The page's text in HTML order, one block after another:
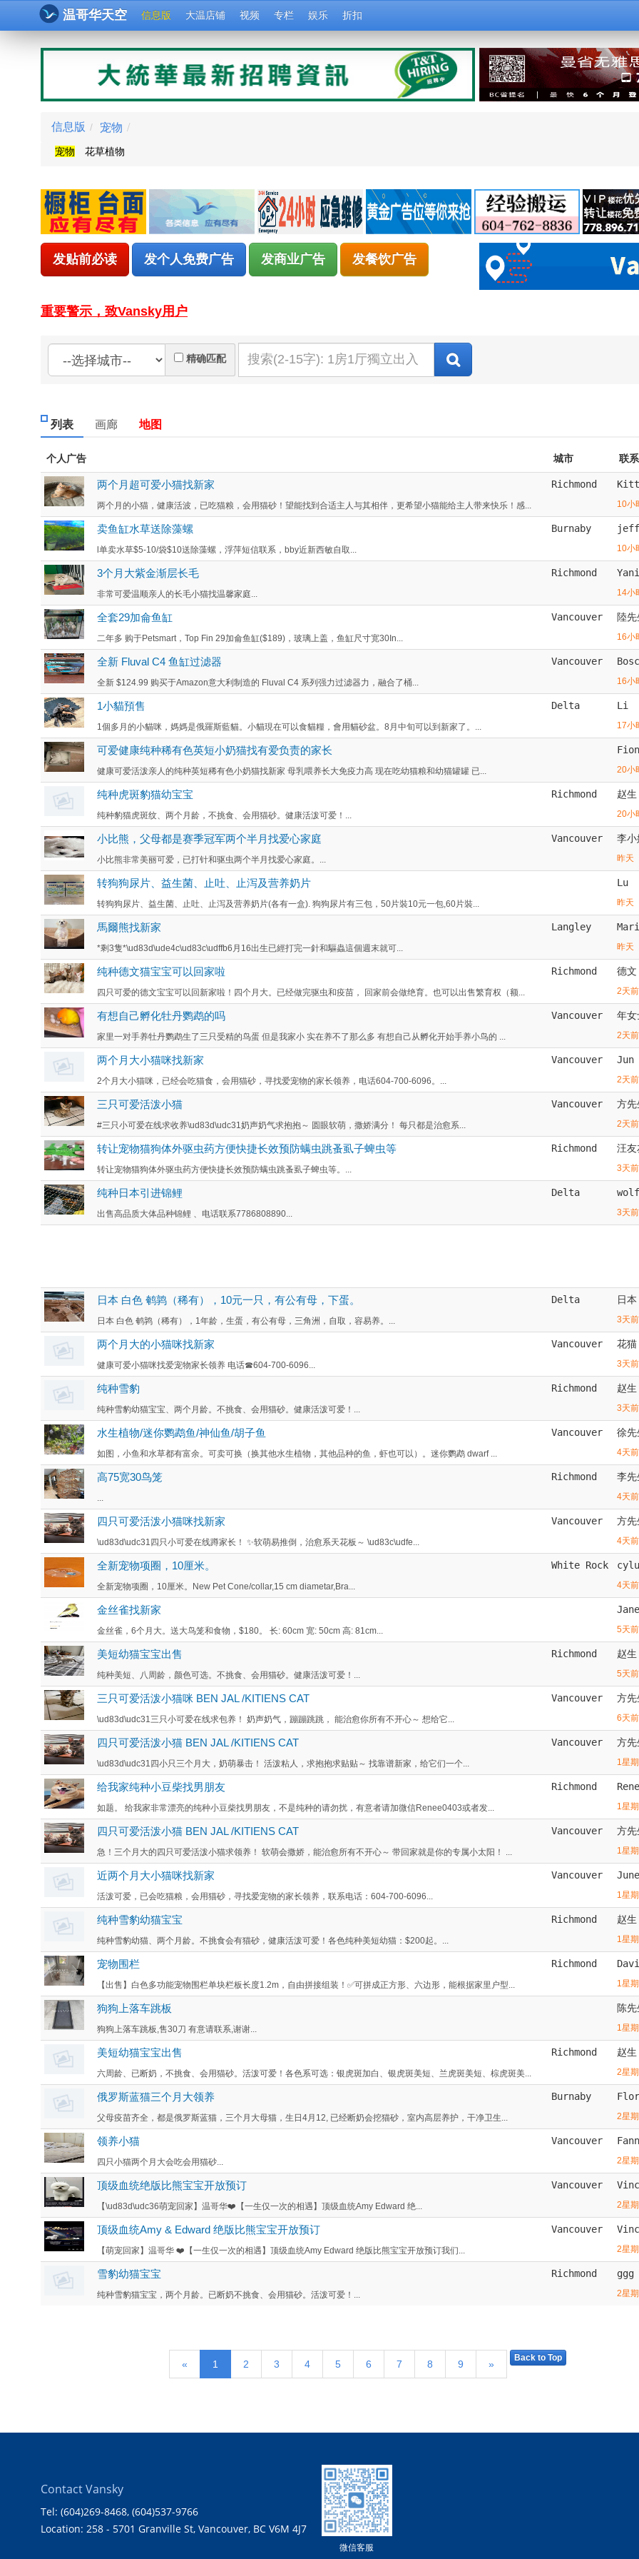
温哥华天空 信息版 大温店铺 视频 专栏 娱乐 折扣
信息版 / 宠物 /
宠物 花草植物
发贴前必读 发个人免费广告 发商业广告 发餐饮广告
重要警示，致Vansky用户
精确匹配
列表 画廊 地图
个人广告 城市 联
两个月超可爱小猫找新家
两个月的小猫，健康活波，已吃猫粮，会用猫砂！望能找到合适主人与其相伴，更希望小猫能给主人带来快乐！感...
Richmond
10小
卖鱼缸水草送除藻螺
l单卖水草$5-10/袋$10送除藻螺，浮萍短信联系，bby近新西敏自取...
Burnaby
10小
3个月大紫金渐层长毛
非常可爱温顺亲人的长毛小猫找温馨家庭...
Richmond Yani
14小
全套29加侖鱼缸
二年多 购于Petsmart，Top Fin 29加侖鱼缸($189)，玻璃上盖，鱼缸尺寸宽30In...
Vancouver 陸先
16小
全新 Fluval C4 鱼缸过滤器
全新 $124.99 购买于Amazon意大利制造的 Fluval C4 系列强力过滤器力，融合了桶...
Vancouver
16小
1小貓預售
1個多月的小貓咪，媽媽是俄羅斯藍貓。小貓現在可以食貓糧，會用貓砂盆。8月中旬可以到新家了。...
Delta Li
17小
可爱健康纯种稀有色英短小奶猫找有爱负责的家长
健康可爱活泼亲人的纯种英短稀有色小奶猫找新家 母乳喂养长大免疫力高 现在吃幼猫粮和幼猫罐罐 已... 20小
纯种虎斑豹猫幼宝宝
纯种豹猫虎斑纹、两个月龄，不挑食、会用猫砂。健康活泼可爱！...
Richmond 赵生
20小
小比熊，父母都是赛季冠军两个半月找爱心家庭
小比熊非常美丽可爱，已打针和驱虫两个半月找爱心家庭。...
Vancouver 李小
昨天
转狗狗尿片、益生菌、止吐、止泻及营养奶片
转狗狗尿片、益生菌、止吐、止泻及营养奶片(各有一盒). 狗狗尿片有三包，50片裝10元一包,60片裝...
Lu
昨天
馬爾熊找新家
*剩3隻*\ud83d\ude4c\ud83c\udffb6月16出生已經打完一針和驅蟲這個週末就可...
Langley
昨天
纯种德文猫宝宝可以回家啦
四只可爱的德文宝宝可以回新家啦！四个月大。已经做完驱虫和疫苗， 回家前会做绝育。也可以出售繁育权（额...
Richmond 德文
2天前
有想自己孵化牡丹鹦鹉的吗
家里一对手养牡丹鹦鹉生了三只受精的鸟蛋 但是我家小 实在养不了那么多 有想自己从孵化开始手养小鸟的 ...
Vancouver 年女
2天前
两个月大小猫咪找新家
2个月大小猫咪，已经会吃猫食，会用猫砂，寻找爱宠物的家长领养，电话604-700-6096。...
Vancouver Jun
2天前
三只可爱活泼小猫
#三只小可爱在线求收养\ud83d\udc31奶声奶气求抱抱～ 圆眼软萌，撒娇满分！ 每只都是治愈系...
Vancouver 方先
2天前
转让宠物猫狗体外驱虫药方便快捷长效预防螨虫跳蚤虱子蜱虫等
转让宠物猫狗体外驱虫药方便快捷长效预防螨虫跳蚤虱子蜱虫等。...
Richmond 汪友
3天前
纯种日本引进锦鲤
出售高品质大体品种锦鲤 、电话联系7786808890...
Delta wolf
3天前
日本 白色 鹌鹑（稀有），10元一只，有公有母，下蛋。
日本 白色 鹌鹑（稀有），1年龄，生蛋，有公有母，三角洲，自取，容易养。...
Delta 日
3天前
两个月大的小猫咪找新家
健康可爱小猫咪找爱宠物家长领养 电话☎604-700-6096...
Vancouver 花猫
3天前
纯种雪豹
纯种雪豹幼猫宝宝、两个月龄。不挑食、会用猫砂。健康活泼可爱！...
Richmond 赵生
3天前
水生植物/迷你鹦鹉鱼/神仙鱼/胡子鱼
如图，小鱼和水草都有富余。可卖可换（换其他水生植物，其他品种的鱼，虾也可以）。迷你鹦鹉 dwarf ...
Vancouver 徐先
4天前
高75宽30鸟笼 Richmond 李先
4天前
四只可爱活泼小猫咪找新家
\ud83d\udc31四只小可爱在线蹲家长！ ✨软萌易推倒，治愈系天花板～ \ud83c\udfe...
Vancouver 方先
4天前
全新宠物项圈，10厘米。
全新宠物项圈，10厘米。New Pet Cone/collar,15 cm diametar,Bra...
White Rock cylu
4天前
金丝雀找新家
金丝雀，6个月大。送大鸟笼和食物，$180。 长: 60cm 宽: 50cm 高: 81cm...
Jane
5天前
美短幼猫宝宝出售
纯种美短、八周龄，颜色可选。不挑食、会用猫砂。健康活泼可爱！...
Richmond 赵生
5天前
三只可爱活泼小猫咪 BEN JAL /KITIENS CAT
\ud83d\udc31三只小可爱在线求包养！ 奶声奶气，蹦蹦跳跳， 能治愈你所有不开心～ 想给它...
Vancouver 方先
6天前
四只可爱活泼小猫 BEN JAL /KITIENS CAT
\ud83d\udc31四小只三个月大，奶萌暴击！ 活泼粘人，求抱抱求贴贴～ 找靠谱新家，给它们一个...
Vancouver 方先
1星
给我家纯种小豆柴找男朋友
如题。 给我家非常漂亮的纯种小豆柴找男朋友，不是纯种的请勿扰，有意者请加微信Renee0403或者发...
Richmond
1星
四只可爱活泼小猫 BEN JAL /KITIENS CAT
急！三个月大的四只可爱活泼小猫求领养！ 软萌会撒娇，能治愈所有不开心～ 带回家就是你的专属小太阳！ ...
Vancouver 方先
1星
近两个月大小猫咪找新家
活泼可爱，已会吃猫粮，会用猫砂，寻找爱宠物的家长领养，联系电话：604-700-6096...
Vancouver June
1星
纯种雪豹幼猫宝宝
纯种雪豹幼猫、两个月龄。不挑食会有猫砂，健康活泼可爱！各色纯种美短幼猫：$200起。...
Richmond 赵生
1星
宠物围栏
【出售】白色多功能宠物围栏单块栏板长度1.2m，自由拼接组装！✅可拼成正方形、六边形，能根据家里户型...
Richmond
1星
狗狗上落车跳板
狗狗上落车跳板,售30刀 有意请联系,谢谢...
陈先
1星
美短幼猫宝宝出售
六周龄、已断奶，不挑食、会用猫砂。活泼可爱！各色系可选：银虎斑加白、银虎斑美短、兰虎斑美短、棕虎斑美...
Richmond 赵生
2星
俄罗斯蓝猫三个月大领养
父母疫苗齐全，都是俄罗斯蓝猫，三个月大母猫，生日4月12, 已经断奶会挖猫砂，室内高层养护，干净卫生...
Burnaby
2星
领养小猫
四只小猫两个月大会吃会用猫砂...
Vancouver
2星
顶级血统绝版比熊宝宝开放预订
【\ud83d\udc36萌宠回家】温哥华❤️【一生仅一次的相遇】顶级血统Amy Edward 绝...
Vancouver
2星
顶级血统Amy & Edward 绝版比熊宝宝开放预订
【萌宠回家】温哥华 ❤️【一生仅一次的相遇】顶级血统Amy Edward 绝版比熊宝宝开放预订我们...
Vancouver
2星
雪豹幼猫宝宝
纯种雪豹猫宝宝，两个月龄。已断奶不挑食、会用猫砂。活泼可爱！...
Richmond ggg
2星
« 1 2 3 4 5 6 7 8 9 »
Back to Top
Contact Vansky
Tel: (604)269-8468, (604)537-9766
Location: 258 - 5701 Granville St, Vancouver, BC V6M 4J7
微信客服